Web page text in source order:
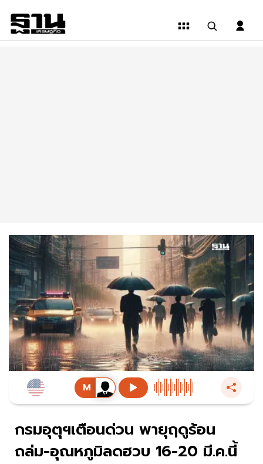
กรมอุตุฯเตือนด่วน พายุฤดูร้อน
ถล่ม-อุณหภูมิลดฮวบ 16-20 มี.ค.นี้